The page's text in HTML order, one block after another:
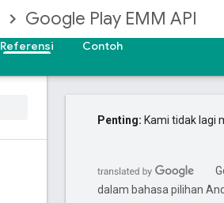
Google Play EMM API
Referensi Contoh
Penting: Kami tidak lagi
dalam bahasa pilihan